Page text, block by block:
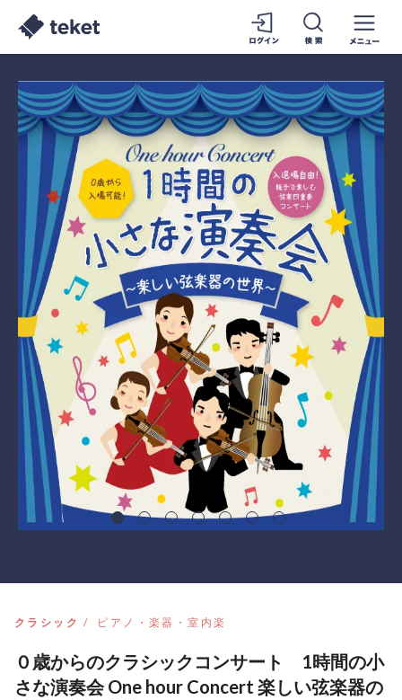
クラシック ピアノ・楽器・室内楽
０歳からのクラシックコンサート 1時間の小
さな演奏会 One hour Concert 楽しい弦楽器の